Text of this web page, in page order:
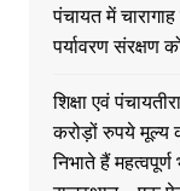
पंचायत में
पर्यावरण संरक्षण
शिक्षा एवं
करोड़ों रुपये मूल्य
निभाते हैं